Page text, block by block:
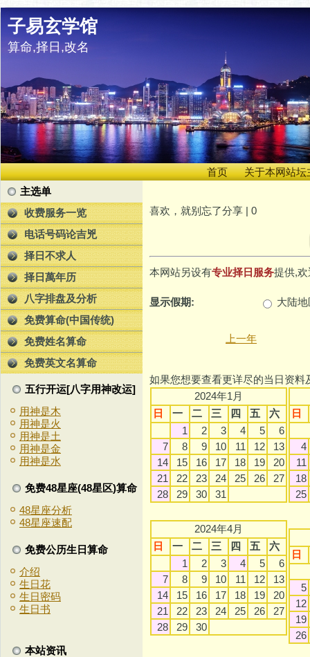
子易玄学馆
算命,择日,改名
首页
关于本网站坛
主选单
收费服务一览
电话号码论吉兇
择日不求人
择日萬年历
八字排盘及分析
免费算命(中国传统)
免费姓名算命
免费英文名算命
五行开运[八字用神改运]
用神是木
用神是火
用神是土
用神是金
用神是水
免费48星座(48星区)算命
48星座分析
48星座速配
免费公历生日算命
介绍
生日花
生日密码
生日书
本站资讯
喜欢，就别忘了分享 | 0
本网站另设有专业择日服务提供,欢
显示假期: 大陆
上一年
如果您想要查看更详尽的当日资
2024年1月
日
一 二 三 四 五
六
1
2 3 4 5
6
7
8 9 10 11 12
13
14
15 16 17 18 19
20
21
22 23 24 25 26
27
28
29 30 31
日
4
11
18
25
2024年4月
日
一 二 三 四 五
六
1
2 3 4 5
6
7
8 9 10 11 12
13
14
15 16 17 18 19
20
21
22 23 24 25 26
27
28
29 30
日
5
12
19
26